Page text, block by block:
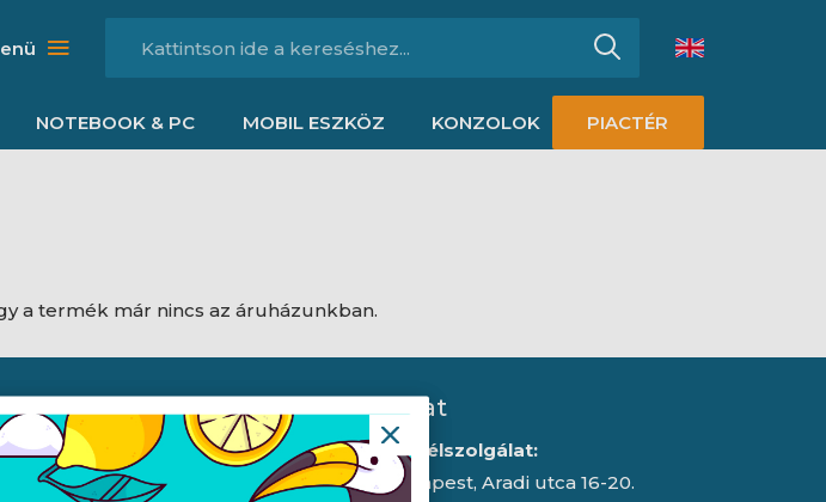
NOTEBOOK & PC MOBIL ESZKÖZ KONZOLOK PIACTÉR
a termék már nincs az áruházunkban.
8:00 - 16:30
8:00 - 16:30
Kapcsolat
Iroda/ügyfélszolgálat:
1043 Budapest, Aradi utca 16-20.